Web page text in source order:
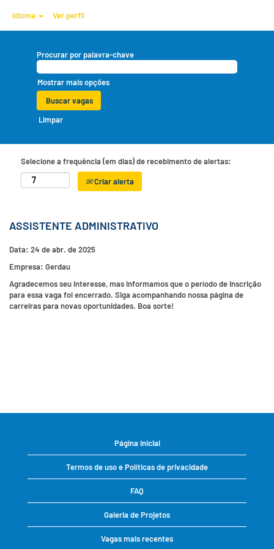
Idioma Ver perfil
Procurar por palavra-chave
Mostrar mais opções
Limpar
Selecione a frequência (em dias) de recebimento de alertas:
Criar alerta
ASSISTENTE ADMINISTRATIVO
Data: 24 de abr. de 2025
Empresa: Gerdau
Agradecemos seu interesse, mas informamos que o período de inscrição
para essa vaga foi encerrado. Siga acompanhando nossa página de
carreiras para novas oportunidades. Boa sorte!
Página inicial
Termos de uso e Políticas de privacidade
FAQ
Galeria de Projetos
Vagas mais recentes